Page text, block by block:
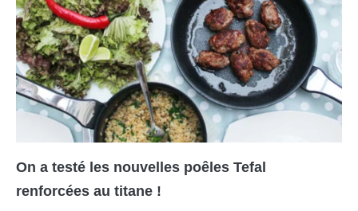
On a testé les nouvelles poêles Tefal
renforcées au titane !